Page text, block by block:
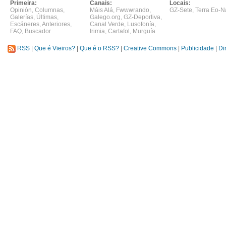
Primeira:
Opinión, Columnas,
Galerías, Últimas,
Escáneres,Anteriores,
FAQ, Buscador
Canais:
Máis Alá, Fwwwrando,
Galego.org, GZ-Deportiva,
Canal Verde, Lusofonía,
Irimia, Cartafol , Murguía
Locais:
GZ-Sete, Terra Eo-
RSS Que é Vieiros? Que é o RSS? Creative Commons Publicidade